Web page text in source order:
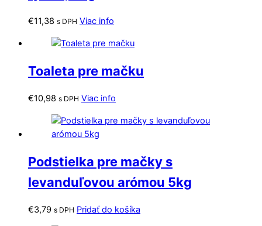
€11,38 s DPH Viac info
Toaleta pre mačku
€10,98 s DPH Viac info
Podstielka pre mačky s
levanduľovou arómou 5kg
€3,79 s DPH Pridať do košíka